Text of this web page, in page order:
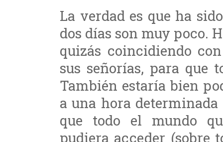
La verdad es que ha
dos días son muy poco.
quizás coincidiendo
sus señorías, para que
También estaría bien
a una hora
que todo el mundo
pudiera acceder (sobre